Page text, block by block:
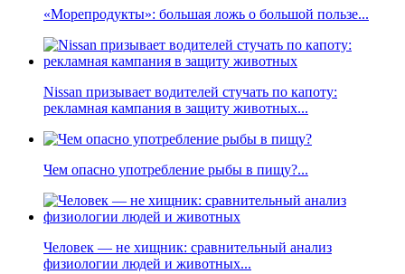
«Морепродукты»: большая ложь о большой пользе...
Nissan призывает водителей стучать по капоту:
рекламная кампания в защиту животных...
Чем опасно употребление рыбы в пищу?...
Человек — не хищник: сравнительный анализ
физиологии людей и животных...